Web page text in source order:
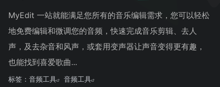
MyEdit 一站就能满足您所有的音乐编辑需求，您可以轻松
地免费编辑和微调您的音频，快速完成音乐剪辑、去人
声，及去杂音和风声，或套用变声器让声音变得更有趣，
也能找到喜爱歌曲...
标签： 音频工具
音频工具